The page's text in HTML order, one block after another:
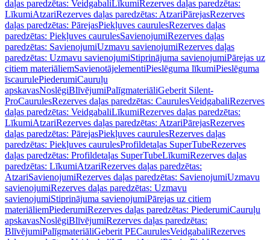
daļas paredzētas: VeidgabaliLīkumiRezerves daļas paredzētas:
LīkumiAtzariRezerves daļas paredzētas: AtzariPārejasRezerves
daļas paredzētas: PārejasPiekļuves caurulesRezerves daļas
paredzētas: Piekļuves caurulesSavienojumiRezerves daļas
paredzētas: SavienojumiUzmavu savienojumiRezerves daļas
paredzētas: Uzmavu savienojumiStiprinājuma savienojumiPārejas uz
citiem materiāliemSavienotājelementiPieslēguma līkumiPieslēguma
īscaurulePiederumiCauruļu
apskavasNoslēgiBlīvējumiPalīgmateriāliGeberit Silent-
ProCaurulesRezerves daļas paredzētas: CaurulesVeidgabaliRezerves
daļas paredzētas: VeidgabaliLīkumiRezerves daļas paredzētas:
LīkumiAtzariRezerves daļas paredzētas: AtzariPārejasRezerves
daļas paredzētas: PārejasPiekļuves caurulesRezerves daļas
paredzētas: Piekļuves caurulesProfildetaļas SuperTubeRezerves
daļas paredzētas: Profildetaļas SuperTubeLīkumiRezerves daļas
paredzētas: LīkumiAtzariRezerves daļas paredzētas:
AtzariSavienojumiRezerves daļas paredzētas: SavienojumiUzmavu
savienojumiRezerves daļas paredzētas: Uzmavu
savienojumiStiprinājuma savienojumiPārejas uz citiem
materiāliemPiederumiRezerves daļas paredzētas: PiederumiCauruļu
apskavasNoslēgiBlīvējumiRezerves daļas paredzētas:
BlīvējumiPalīgmateriāliGeberit PECaurulesVeidgabaliRezerves